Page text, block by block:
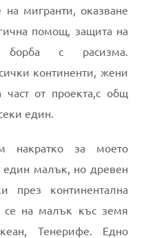
на мигранти, оказване
помощ, защита на
с расизма.
континенти, жени
от проекта,с общ
един.
накратко за моето
един малък, но древен
през континентална
се на малък къс земя
Тенерифе. Едно